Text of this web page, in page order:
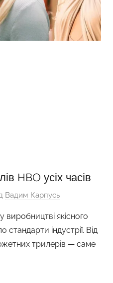
HBO усіх часів
Вадим Карпусь
якісного
індустрії. Від
трилерів — саме